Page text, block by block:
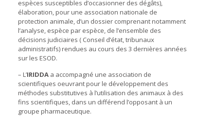
espèces susceptibles d’occasionner des dégâts),
élaboration, pour une association nationale de
protection animale, d’un dossier comprenant notamment
l’analyse, espèce par espèce, de l’ensemble des
décisions judiciaires ( Conseil d’état, tribunaux
administratifs) rendues au cours des 3 dernières années
sur les ESOD.
– L’IRIDDAa accompagné une association de
scientifiques oeuvrant pour le développement des
méthodes substitutives à l’utilisation des animaux à des
fins scientifiques, dans un différend l’opposant à un
groupe pharmaceutique.